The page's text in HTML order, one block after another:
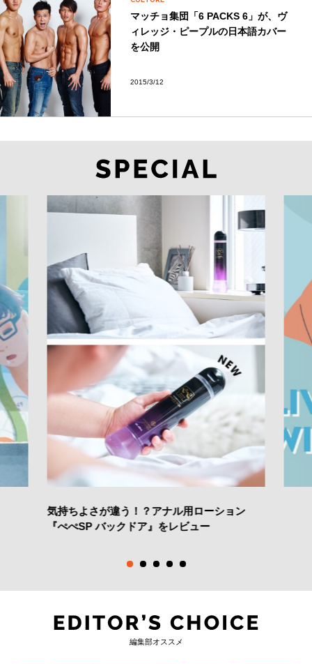
マッチョ集団「6 PACKS 6」が、ヴ
ィレッジ・ピープルの日本語カバー
を公開
2015/3/12
気持ちよさが違う！？アナル用ローション
『ぺぺSP バックドア』をレビュー
編集部オススメ